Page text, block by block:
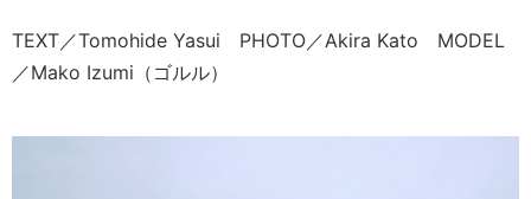
TEXT／Tomohide Yasui PHOTO／Akira Kato MODEL
／Mako Izumi（ゴルル）